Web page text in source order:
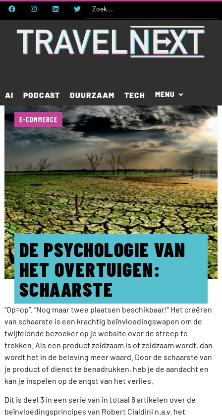
AI PODCAST DUURZAAM TECH
DE PSYCHOLOGIE VAN
HET OVERTUIGEN:
SCHAARSTE
E-COMMERCE
“Op=op”. “Nog maar twee plaatsen beschikbaar!” Het creëren
van schaarste is een krachtig beïnvloedingswapen om de
twijfelende bezoeker op je website over de streep te
trekken. Als een product zeldzaam is of zeldzaam wordt, dan
wordt het in de beleving meer waard. Door de schaarste van
je product of dienst te benadrukken, heb je de aandacht en
kan je inspelen op de angst van het verlies.
Dit is deel 3 in een serie van in totaal 6 artikelen over de
beïnvloedingsprincipes van Robert Cialdini n.a.v. het